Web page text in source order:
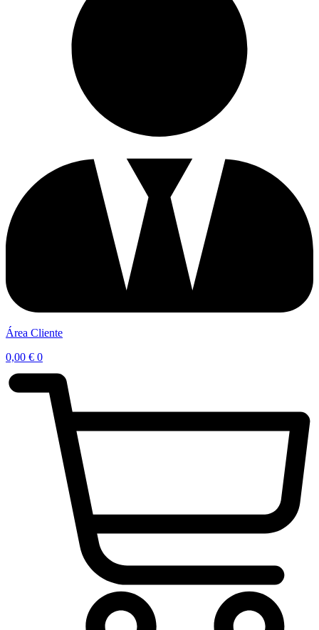
Área Cliente
0,00 € 0